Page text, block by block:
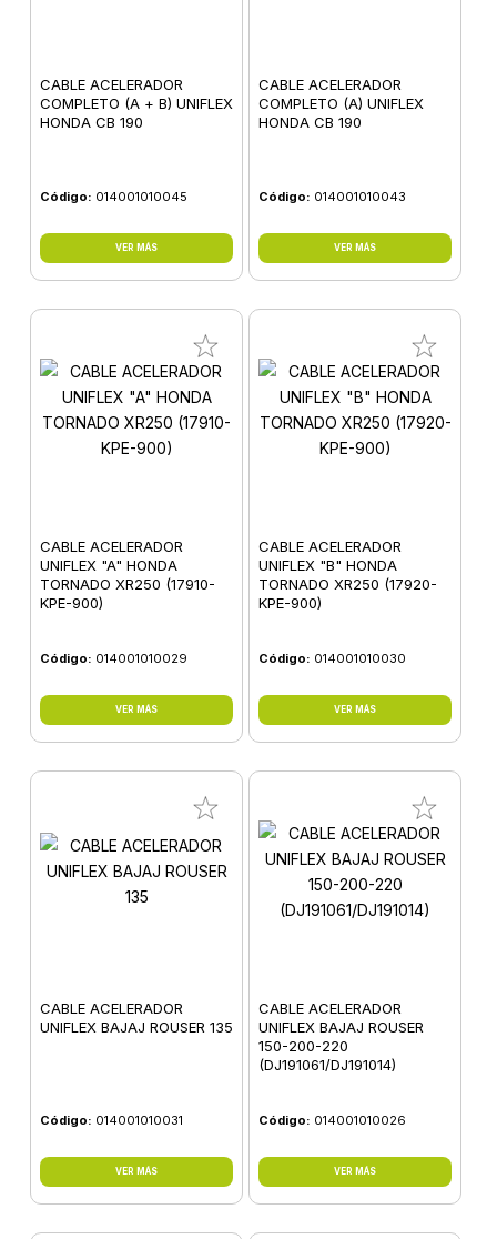
CABLE ACELERADOR
COMPLETO (A + B) UNIFLEX
HONDA CB 190
Código: 014001010045
VER MÁS
CABLE ACELERADOR
COMPLETO (A) UNIFLEX
HONDA CB 190
Código: 014001010043
VER MÁS
CABLE ACELERADOR
UNIFLEX "A" HONDA
TORNADO XR250 (17910-
KPE-900)
Código: 014001010029
VER MÁS
CABLE ACELERADOR
UNIFLEX "B" HONDA
TORNADO XR250 (17920-
KPE-900)
Código: 014001010030
VER MÁS
CABLE ACELERADOR
UNIFLEX BAJAJ ROUSER 135
Código: 014001010031
VER MÁS
CABLE ACELERADOR
UNIFLEX BAJAJ ROUSER
150-200-220
(DJ191061/DJ191014)
Código: 014001010026
VER MÁS